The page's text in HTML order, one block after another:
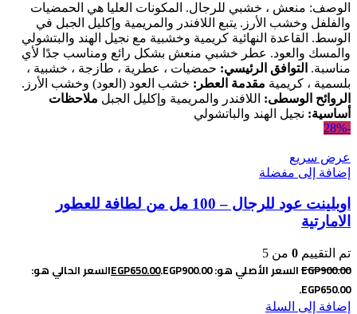
الوصف: منعش ، خشبي للرجال. المكونات العليا هي الحمضيات
والفلفل وخشب الأرز. يتبع اللافندر والمريمية وإكليل الجبل في
الوسط. القاعدة النهائية كريمية وخشبية مع نجيل الهند والبتشولي
والمسك والعود. عطر خشبي منعش بشكل رائع ومناسب جدًا لأي
مناسبة. التوافق الرئيسي: حمضيات ، عطرية ، طازجة ، خشبية ،
بلسمية ، كريمية مقدمة العطر: خشب العود (العود) وخشب الأرز.
الروائح الوسطى: اللافندر والمريمية وإكليل الجبل ملاحظات
أساسية: نجيل الهند والباتشولي
-28%
عرض سريع
إضافة إلى مفضلة
اوبلينت عود للرجال – 100 مل من لطافة للعطور
الامارتية
تم التقييم 0 من 5
EGP900.00 السعر الأصلي هو: EGP900.00. EGP650.00
السعر الحالي هو:
EGP650.00.
إضافة إلى السلة